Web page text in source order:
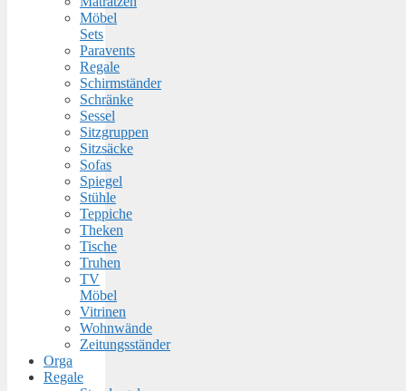
Möbel
Sets
Paravents
Regale
Schirmständer
Schränke
Sessel
Sitzgruppen
Sitzsäcke
Sofas
Spiegel
Stühle
Teppiche
Theken
Tische
Truhen
TV
Möbel
Vitrinen
Wohnwände
Zeitungsständer
Orga
Regale